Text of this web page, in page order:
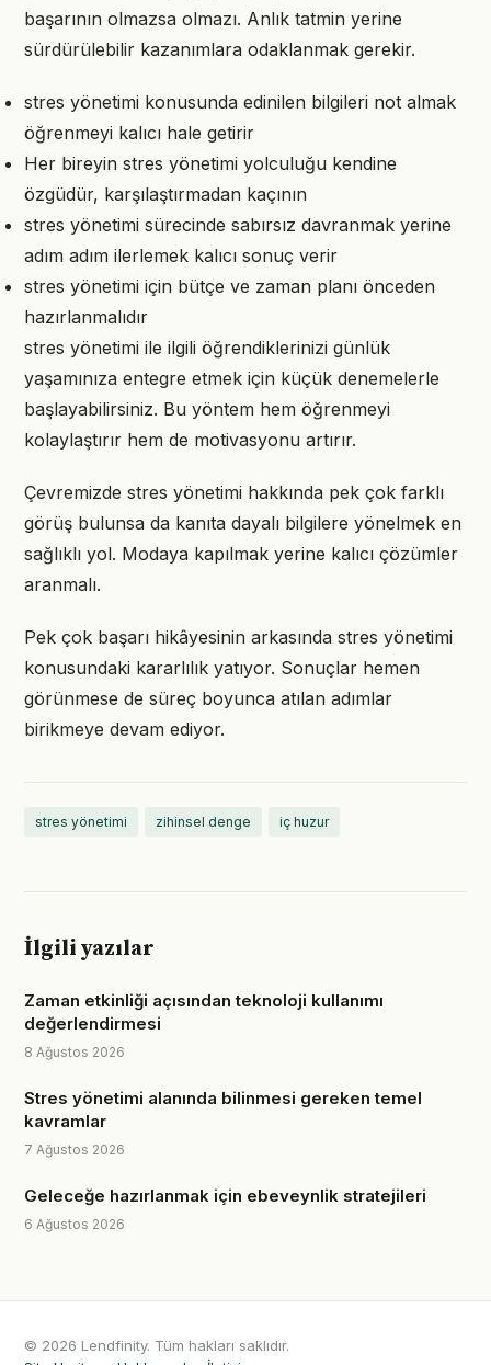
başarının olmazsa olmazı. Anlık tatmin yerine
sürdürülebilir kazanımlara odaklanmak gerekir.
stres yönetimi konusunda edinilen bilgileri not almak
öğrenmeyi kalıcı hale getirir
Her bireyin stres yönetimi yolculuğu kendine
özgüdür, karşılaştırmadan kaçının
stres yönetimi sürecinde sabırsız davranmak yerine
adım adım ilerlemek kalıcı sonuç verir
stres yönetimi için bütçe ve zaman planı önceden
hazırlanmalıdır
stres yönetimi ile ilgili öğrendiklerinizi günlük
yaşamınıza entegre etmek için küçük denemelerle
başlayabilirsiniz. Bu yöntem hem öğrenmeyi
kolaylaştırır hem de motivasyonu artırır.
Çevremizde stres yönetimi hakkında pek çok farklı
görüş bulunsa da kanıta dayalı bilgilere yönelmek en
sağlıklı yol. Modaya kapılmak yerine kalıcı çözümler
aranmalı.
Pek çok başarı hikâyesinin arkasında stres yönetimi
konusundaki kararlılık yatıyor. Sonuçlar hemen
görünmese de süreç boyunca atılan adımlar
birikmeye devam ediyor.
stres yönetimi zihinsel denge iç huzur
İlgili yazılar
Zaman etkinliği açısından teknoloji kullanımı
değerlendirmesi
8 Ağustos 2026
Stres yönetimi alanında bilinmesi gereken temel
kavramlar
7 Ağustos 2026
Geleceğe hazırlanmak için ebeveynlik stratejileri
6 Ağustos 2026
© 2026 Lendfinity. Tüm hakları saklıdır.